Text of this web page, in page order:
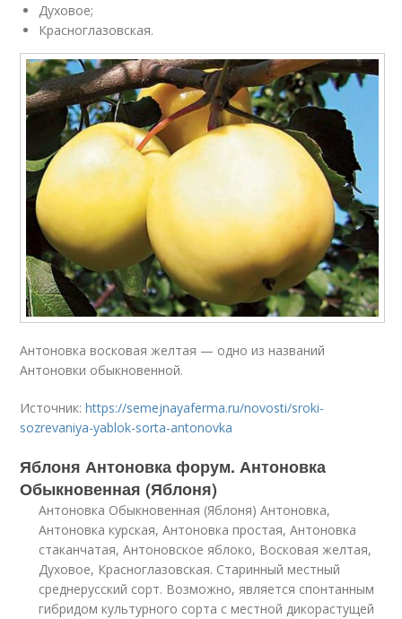
Духовое;
Красноглазовская.
Антоновка восковая желтая — одно из названий
Антоновки обыкновенной.
Источник:https://semejnayaferma.ru/novosti/sroki-
sozrevaniya-yablok-sorta-antonovka
Яблоня Антоновка форум. Антоновка
Обыкновенная (Яблоня)
Антоновка Обыкновенная (Яблоня) Антоновка,
Антоновка курская, Антоновка простая, Антоновка
стаканчатая, Антоновское яблоко, Восковая желтая,
Духовое, Красноглазовская. Старинный местный
среднерусский сорт. Возможно, является спонтанным
гибридом культурного сорта с местной дикорастущей